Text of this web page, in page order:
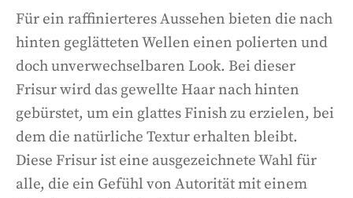
Für ein raffinierteres Aussehen bieten die nach
hinten geglätteten Wellen einen polierten und
doch unverwechselbaren Look. Bei dieser
Frisur wird das gewellte Haar nach hinten
gebürstet, um ein glattes Finish zu erzielen, bei
dem die natürliche Textur erhalten bleibt.
Diese Frisur ist eine ausgezeichnete Wahl für
alle, die ein Gefühl von Autorität mit einem